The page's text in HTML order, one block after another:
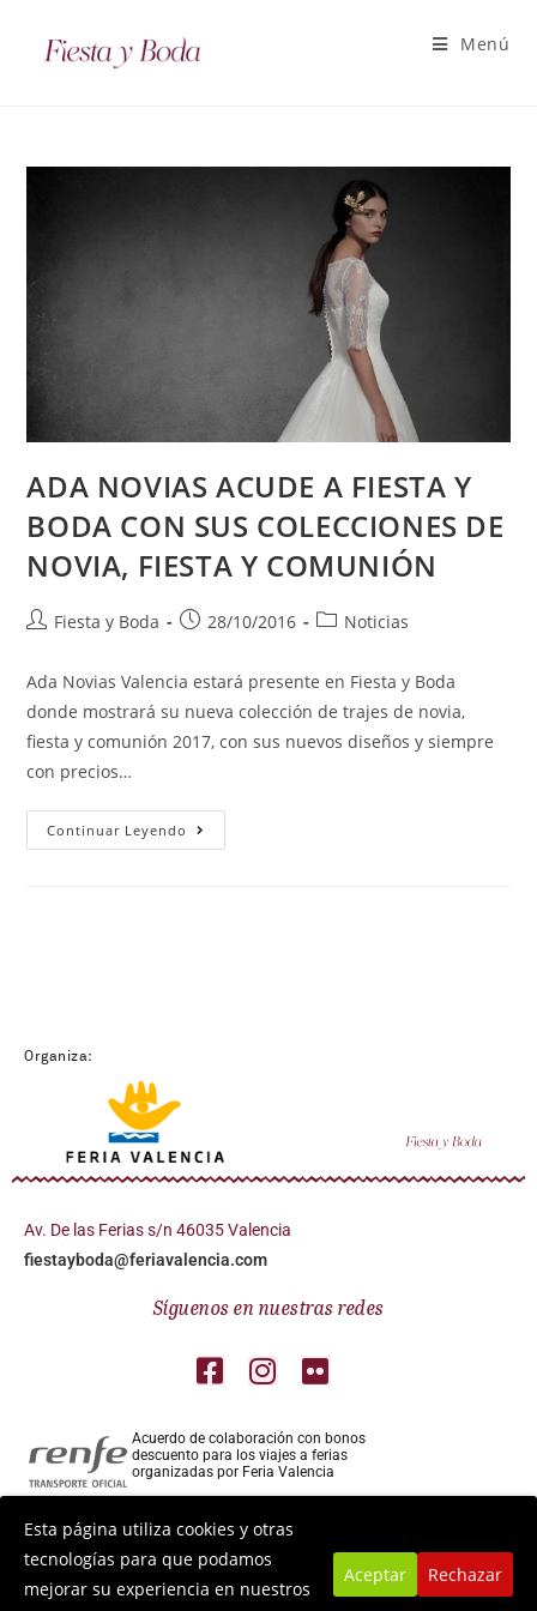
Menú
ADA NOVIAS ACUDE A FIESTA Y
BODA CON SUS COLECCIONES DE
NOVIA, FIESTA Y COMUNIÓN
Fiesta y Boda 28/10/2016 Noticias
Ada Novias Valencia estará presente en Fiesta y Boda
donde mostrará su nueva colección de trajes de novia,
fiesta y comunión 2017, con sus nuevos diseños y siempre
con precios…
Continuar Leyendo
Organiza:
Av. De las Ferias s/n 46035 Valencia
fiestayboda@feriavalencia.com
Síguenos en nuestras redes
Acuerdo de colaboración con bonos
descuento para los viajes a ferias
organizadas por Feria Valencia
Colaborador aéreo para los viajes a ferias
organizadas por Feria Valencia
Esta página utiliza cookies y otras
tecnologías para que podamos
mejorar su experiencia en nuestros
Aceptar Rechazar